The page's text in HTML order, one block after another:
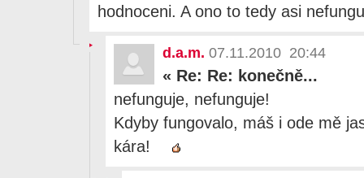
hodnoceni. A ono to tedy asi
d.a.m. 07.11.2010 20:44
« Re: Re: konečně...
nefunguje, nefunguje!
Kdyby fungovalo, máš i ode mě
kára!